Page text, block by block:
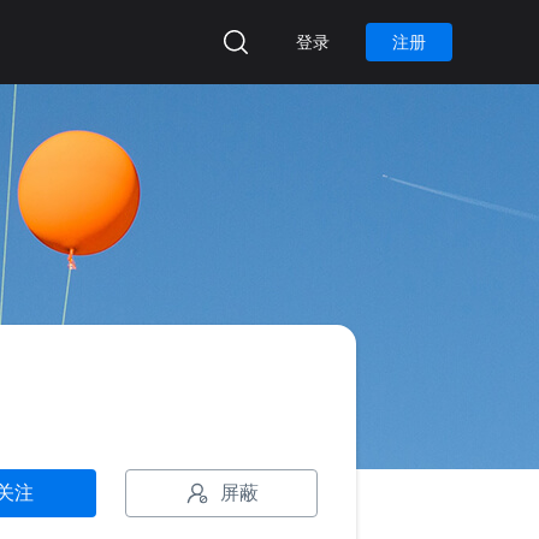
登录 注册
注 屏蔽